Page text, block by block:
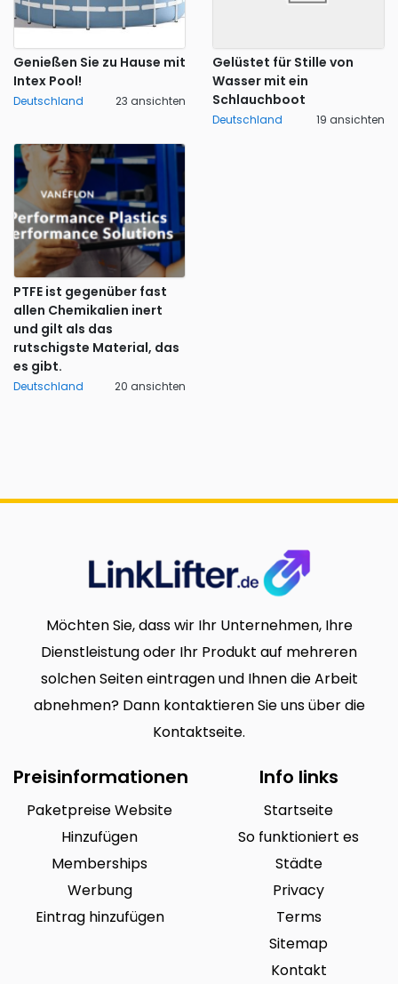
Genießen Sie zu Hause mit
Intex Pool!
Deutschland 23 ansichten
Gelüstet für Stille von
Wasser mit ein
Schlauchboot
Deutschland 19 ansichten
PTFE ist gegenüber fast
allen Chemikalien inert
und gilt als das
rutschigste Material, das
es gibt.
Deutschland 20 ansichten
Möchten Sie, dass wir Ihr Unternehmen, Ihre
Dienstleistung oder Ihr Produkt auf mehreren
solchen Seiten eintragen und Ihnen die Arbeit
abnehmen? Dann kontaktieren Sie uns über die
Kontaktseite.
Preisinformationen
Paketpreise Website
Hinzufügen
Memberships
Werbung
Eintrag hinzufügen
Info links
Startseite
So funktioniert es
Städte
Privacy
Terms
Sitemap
Kontakt